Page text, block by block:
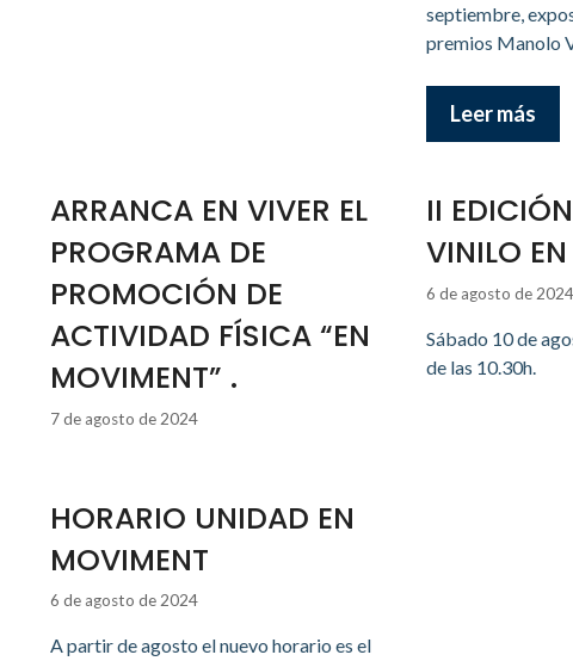
septiembre,
premios Manolo
Leer más
ARRANCA EN VIVER EL
PROGRAMA DE
PROMOCIÓN DE
ACTIVIDAD FÍSICA “EN
MOVIMENT” .
7 de agosto de 2024
II
VINILO
6 de agosto de 2024
Sábado 10 de
de las 10.30h.
HORARIO UNIDAD EN
MOVIMENT
6 de agosto de 2024
A partir de agosto el nuevo horario es el